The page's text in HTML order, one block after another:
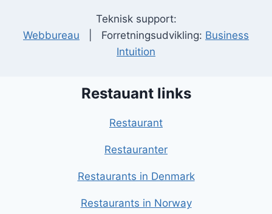
Teknisk support:
Webbureau | Forretningsudvikling: Business
Intuition
Restauant links
Restaurant
Restauranter
Restaurants in Denmark
Restaurants in Norway